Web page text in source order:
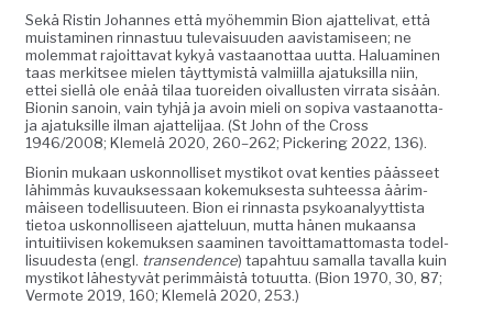
Sekä Ristin Johannes että myöhem­min Bion ajat­te­liv­at, että
muis­t­a­mi­nen rin­nas­tuu tule­vaisu­u­den aav­is­tamiseen; ne
molem­mat rajoit­ta­vat kykyä vas­taan­ot­taa uut­ta. Halu­ami­nen
taas merk­it­see mie­len täyt­tymistä valmi­il­la ajatuk­sil­la niin,
ettei siel­lä ole enää tilaa tuor­ei­den oival­lus­ten vir­ra­ta sisään.
Bion­in sanoin, vain tyhjä ja avoin mieli on sopi­va vas­taan­ot­ta­
ja ajatuk­sille ilman ajat­teli­jaa. (St John of the Cross
1946/2008; Klemelä 2020, 260–262; Pick­er­ing 2022, 136).
Bion­in mukaan uskon­nol­liset mys­tikot ovat ken­ties päässeet
lähim­mäs kuvauk­ses­saan koke­muk­ses­ta suh­teessa äärim­
mäiseen todel­lisu­u­teen. Bion ei rin­nas­ta psyko­ana­lyyt­tista
tietoa uskon­nol­liseen ajat­telu­un, mut­ta hänen mukaansa
intu­iti­ivisen koke­muk­sen saami­nen tavoit­ta­mat­tomas­ta todel­
lisu­ud­es­ta (engl. transendence) tapah­tuu samal­la taval­la kuin
mys­tikot läh­estyvät per­im­mäistä totu­ut­ta. (Bion 1970, 30, 87;
Ver­mote 2019, 160; Klemelä 2020, 253.)